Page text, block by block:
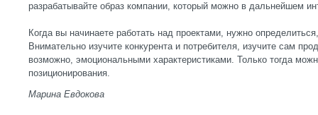
разрабатывайте образ компании, который можно в дальнейшем
Когда вы начинаете работать над проектами, нужно
Внимательно изучите конкурента и потребителя, изучите сам
возможно, эмоциональными характеристиками. Только тогда
позиционирования.
Марина Евдокова